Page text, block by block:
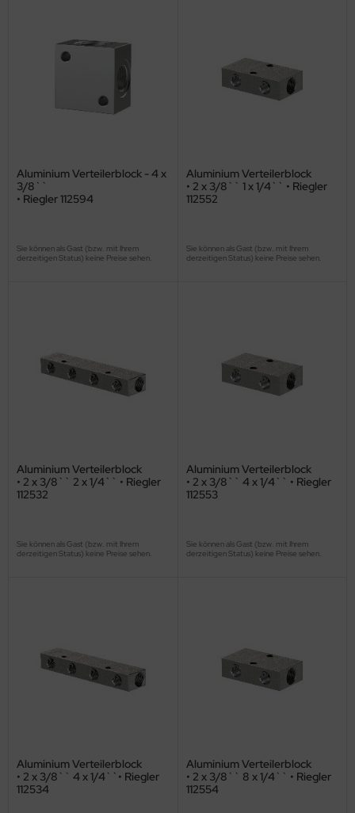
Aluminium Verteilerblock - 4 x
3/8``
• Riegler 112594
Sie können als Gast (bzw. mit Ihrem
derzeitigen Status) keine Preise sehen.
Aluminium Verteilerblock
• 2 x 3/8`` 1 x 1/4`` • Riegler
112552
Sie können als Gast (bzw. mit Ihrem
derzeitigen Status) keine Preise sehen.
Aluminium Verteilerblock
• 2 x 3/8`` 2 x 1/4`` • Riegler
112532
Sie können als Gast (bzw. mit Ihrem
derzeitigen Status) keine Preise sehen.
Aluminium Verteilerblock
• 2 x 3/8`` 4 x 1/4`` • Riegler
112553
Sie können als Gast (bzw. mit Ihrem
derzeitigen Status) keine Preise sehen.
Aluminium Verteilerblock
• 2 x 3/8`` 4 x 1/4``• Riegler
112534
Aluminium Verteilerblock
• 2 x 3/8`` 8 x 1/4`` • Riegler
112554